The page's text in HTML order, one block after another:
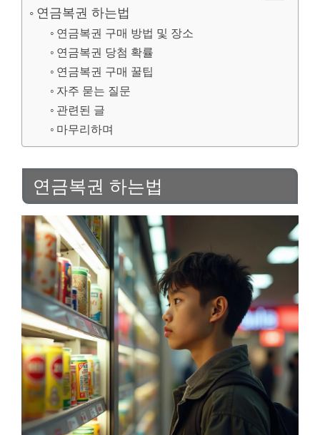
연금복권 하는법
연금복권 구매 방법 및 장소
연금복권 당첨 확률
연금복권 구매 꿀팁
자주 묻는 질문
관련된 글
마무리하며
연금복권 하는법